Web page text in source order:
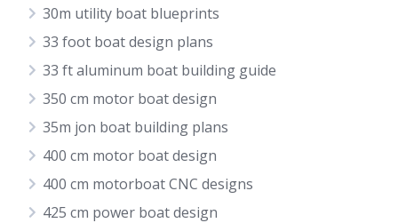
30m utility boat blueprints
33 foot boat design plans
33 ft aluminum boat building guide
350 cm motor boat design
35m jon boat building plans
400 cm motor boat design
400 cm motorboat CNC designs
425 cm power boat design